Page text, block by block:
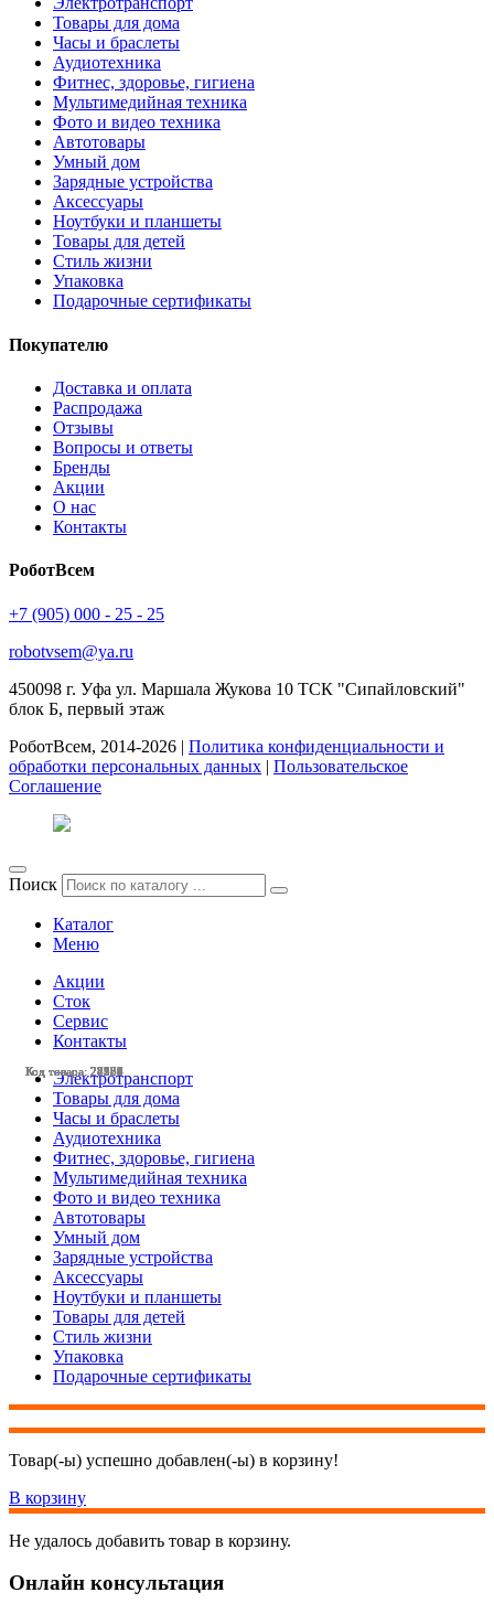
Код товара: 28584
Код товара: 28565
Код товара: 28359
Код товара: 28331
Код товара: 28257
Код товара: 28236
Код товара: 28120
Код товара: 27984
Код товара: 27657
Код товара: 27165
Код товара: 24128
Код товара: 28579
Товары для дома
Часы и браслеты
Аудиотехника
Фитнес, здоровье, гигиена
Мультимедийная техника
Фото и видео техника
Автотовары
Умный дом
Зарядные устройства
Аксессуары
Ноутбуки и планшеты
Товары для детей
Стиль жизни
Упаковка
Подарочные сертификаты
Покупателю
Доставка и оплата
Распродажа
Отзывы
Вопросы и ответы
Бренды
Акции
О нас
Контакты
РоботВсем
+7 (905) 000 - 25 - 25
robotvsem@ya.ru
450098 г. Уфа ул. Маршала Жукова 10 ТСК "Сипайловский"
блок Б, первый этаж
РоботВсем, 2014-2026 | Политика конфиденциальности и
обработки персональных данных | Пользовательское
Соглашение
Поиск
Каталог
Меню
Акции
Сток
Сервис
Контакты
Электротранспорт
Товары для дома
Часы и браслеты
Аудиотехника
Фитнес, здоровье, гигиена
Мультимедийная техника
Фото и видео техника
Автотовары
Умный дом
Зарядные устройства
Аксессуары
Ноутбуки и планшеты
Товары для детей
Стиль жизни
Упаковка
Подарочные сертификаты
Товар(-ы) успешно добавлен(-ы) в корзину!
В корзину
Не удалось добавить товар в корзину.
Онлайн консультация